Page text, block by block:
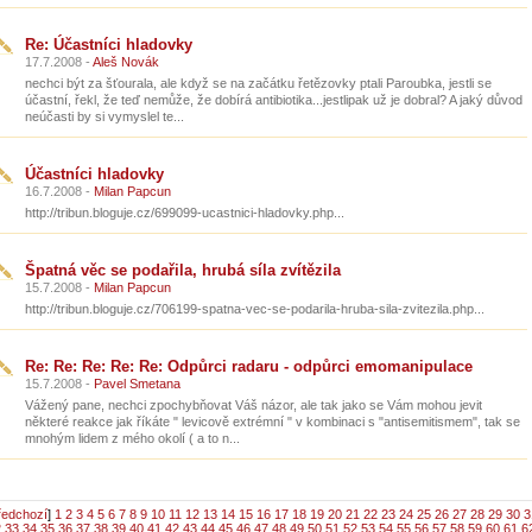
Re: Účastníci hladovky
17.7.2008 - Aleš Novák
nechci být za šťourala, ale když se na začátku řetězovky ptali Paroubka, jestli se
účastní, řekl, že teď nemůže, že dobírá antibiotika...jestlipak už je dobral? A jaký důvod
neúčasti by si vymyslel te...
Účastníci hladovky
16.7.2008 - Milan Papcun
http://tribun.bloguje.cz/699099-ucastnici-hladovky.php...
Špatná věc se podařila, hrubá síla zvítězila
15.7.2008 - Milan Papcun
http://tribun.bloguje.cz/706199-spatna-vec-se-podarila-hruba-sila-zvitezila.php...
Re: Re: Re: Re: Re: Odpůrci radaru - odpůrci emomanipulace
15.7.2008 - Pavel Smetana
Vážený pane, nechci zpochybňovat Váš názor, ale tak jako se Vám mohou jevit
některé reakce jak říkáte " levicově extrémní " v kombinaci s "antisemitismem", tak se
mnohým lidem z mého okolí ( a to n...
] 1 2 3 4 5 6 7 8 9 10 11 12 13 14 15 16 17 18 19 20 21 22 23 24 25 26 27 28 29 30
33 34 35 36 37 38 39 40 41 42 43 44 45 46 47 48 49 50 51 52 53 54 55 56 57 58 59 60 61